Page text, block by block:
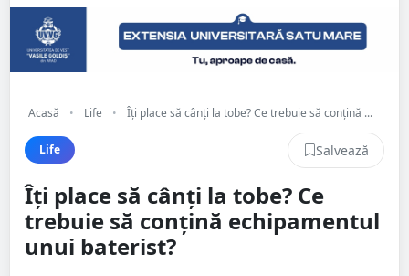
Acasă • Life • Îți place să cânți la tobe? Ce trebuie să conțină ...
Life Salvează
Îți place să cânți la tobe? Ce
trebuie să conțină echipamentul
unui baterist?